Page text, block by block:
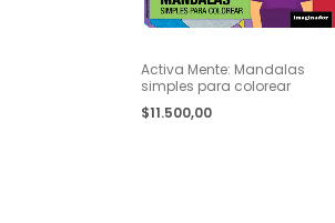
Activa Mente: Mandalas
simples para colorear
$11.500,00